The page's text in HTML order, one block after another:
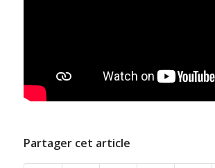
Partager cet article